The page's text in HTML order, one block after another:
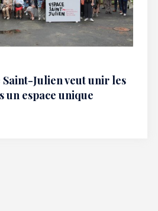
Saint-Julien veut unir les
un espace unique